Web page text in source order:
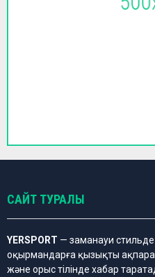
САЙТ ТУРАЛЫ
YERSPORT — заманауи
оқырмандарға қызықты
және орыс тілінде хабар